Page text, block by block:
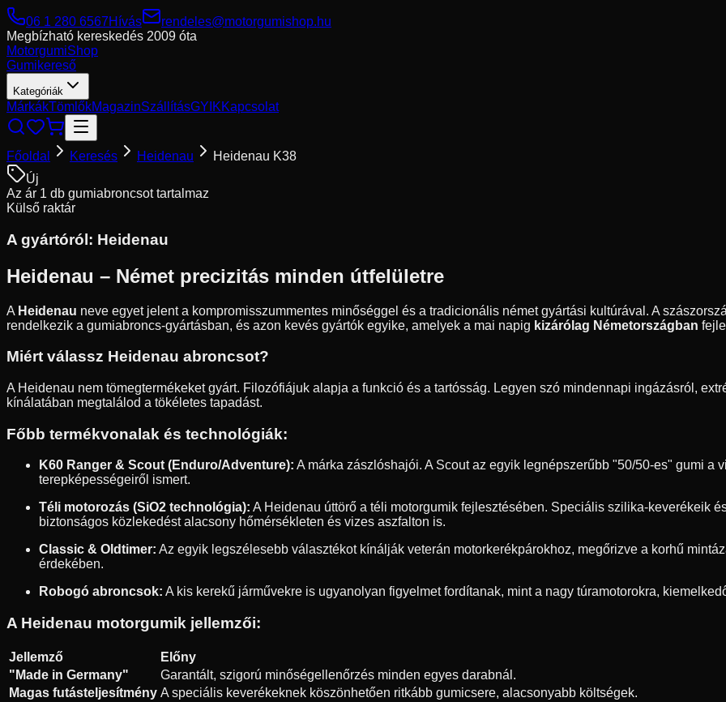
06 1 280 6567Hívás
rendeles@motorgumishop.hu
Megbízható kereskedés 2009 óta
MotorgumiShop
Gumikereső
Kategóriák
MárkákTömlőkMagazinSzállításGYIKKapcsolat
Főoldal Keresés Heidenau
Heidenau K38
Új
Az ár 1 db gumiabroncsot tartalmaz
Külső raktár
A gyártóról: Heidenau
Heidenau – Német precizitás minden útfelületre
A Heidenau neve egyet jelent a kompromisszummentes minőséggel és a tradicionális német gyártási kultúrával. A
rendelkezik a gumiabroncs-gyártásban, és azon kevés gyártók egyike, amelyek a mai napig kizárólag Németországban
Miért válassz Heidenau abroncsot?
A Heidenau nem tömegtermékeket gyárt. Filozófiájuk alapja a funkció és a tartósság. Legyen szó mindennapi ingázásról,
kínálatában megtalálod a tökéletes tapadást.
Főbb termékvonalak és technológiák:
K60 Ranger & Scout (Enduro/Adventure): A márka zászlóshajói. A Scout az egyik legnépszerűbb "50/50-es" gumi a
terepképességeiről ismert.
Téli motorozás (SiO2 technológia): A Heidenau úttörő a téli motorgumik fejlesztésében. Speciális szilika-keverékeik
biztonságos közlekedést alacsony hőmérsékleten és vizes aszfalton is.
Classic & Oldtimer: Az egyik legszélesebb választékot kínálják veterán motorkerékpárokhoz, megőrizve a korhű
érdekében.
Robogó abroncsok: A kis kerekű járművekre is ugyanolyan figyelmet fordítanak, mint a nagy túramotorokra,
A Heidenau motorgumik jellemzői:
Jellemző
Előny
"Made in Germany"
Garantált, szigorú minőségellenőrzés minden egyes darabnál.
Magas futásteljesítmény A speciális keverékeknek köszönhetően ritkább gumicsere, alacsonyabb költségek.